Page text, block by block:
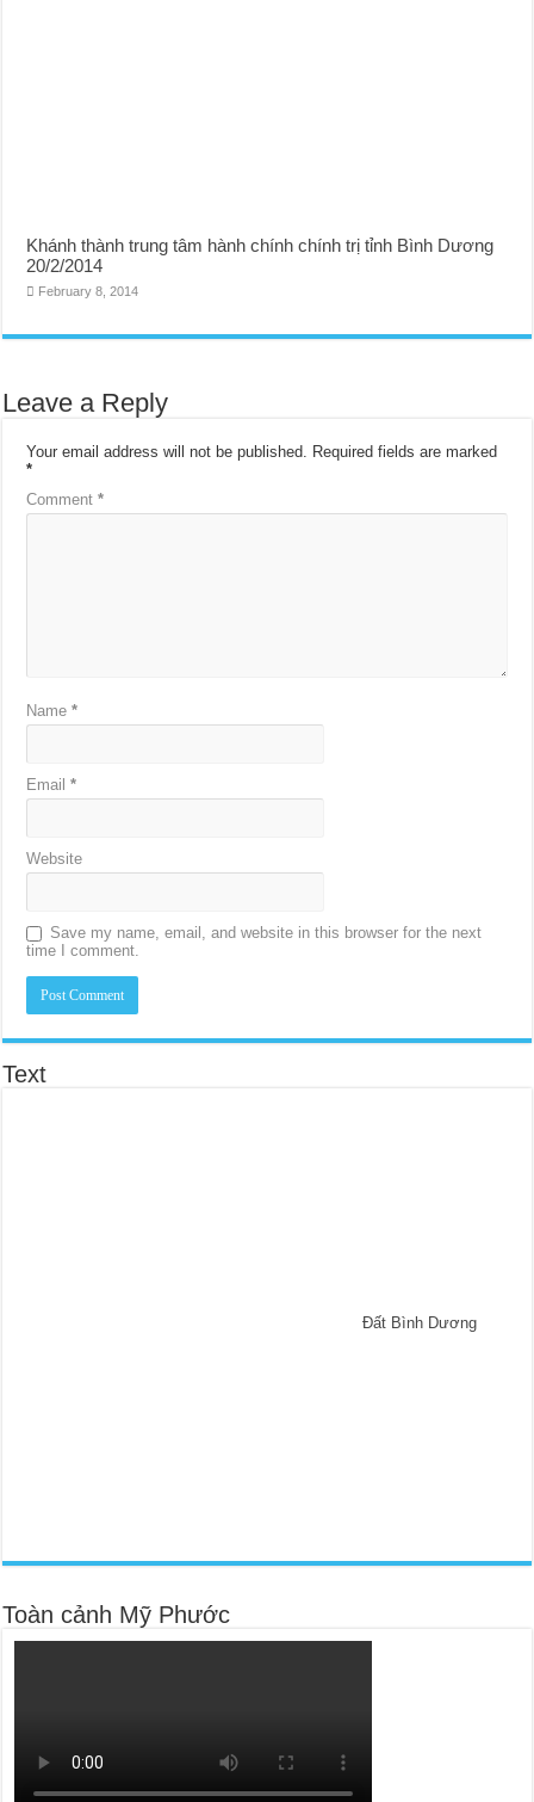
Khánh thành trung tâm hành chính chính trị tỉnh Bình Dương
20/2/2014
February 8, 2014
Leave a Reply
Your email address will not be published.
Required fields are marked
*
Comment*
Name*
Email*
Website
Save my name, email, and website in this browser for the next
time I comment.
Text
Đất Bình Dương
Toàn cảnh Mỹ Phước